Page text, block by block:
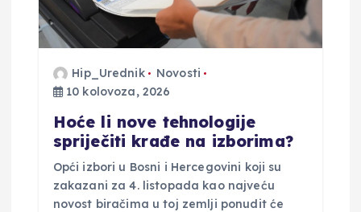
Hip_Urednik
Novosti
10 kolovoza, 2026
Hoće li nove tehnologije
spriječiti krađe na izborima?
Opći izbori u Bosni i Hercegovini koji su
zakazani za 4. listopada kao najveću
novost biračima u toj zemlji ponudit će